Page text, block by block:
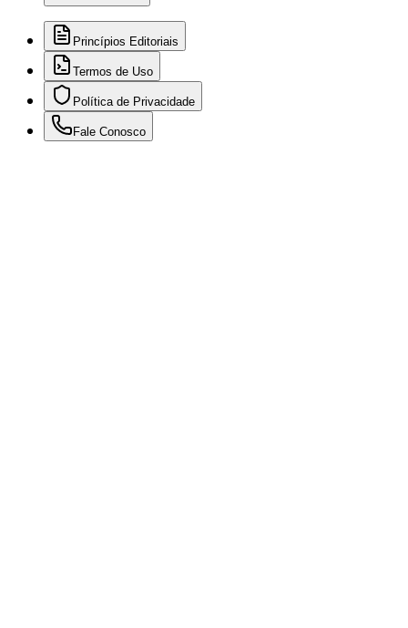
Princípios Editoriais
Termos de Uso
Política de Privacidade
Fale Conosco